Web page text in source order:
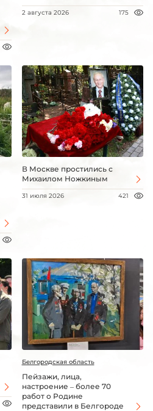
2 августа 2026 175
В Москве простились с
Михаилом Ножкиным
31 июля 2026 421
Белгородская область
Пейзажи, лица,
настроение – более 70
работ о Родине
представили в Белгороде